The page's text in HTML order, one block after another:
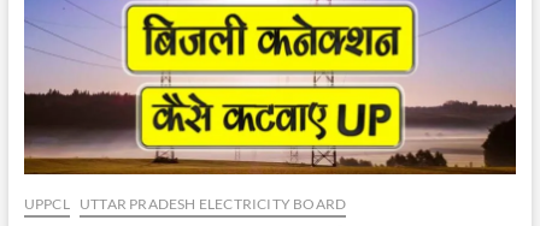
UPPCL UTTAR PRADESH ELECTRICITY BOARD